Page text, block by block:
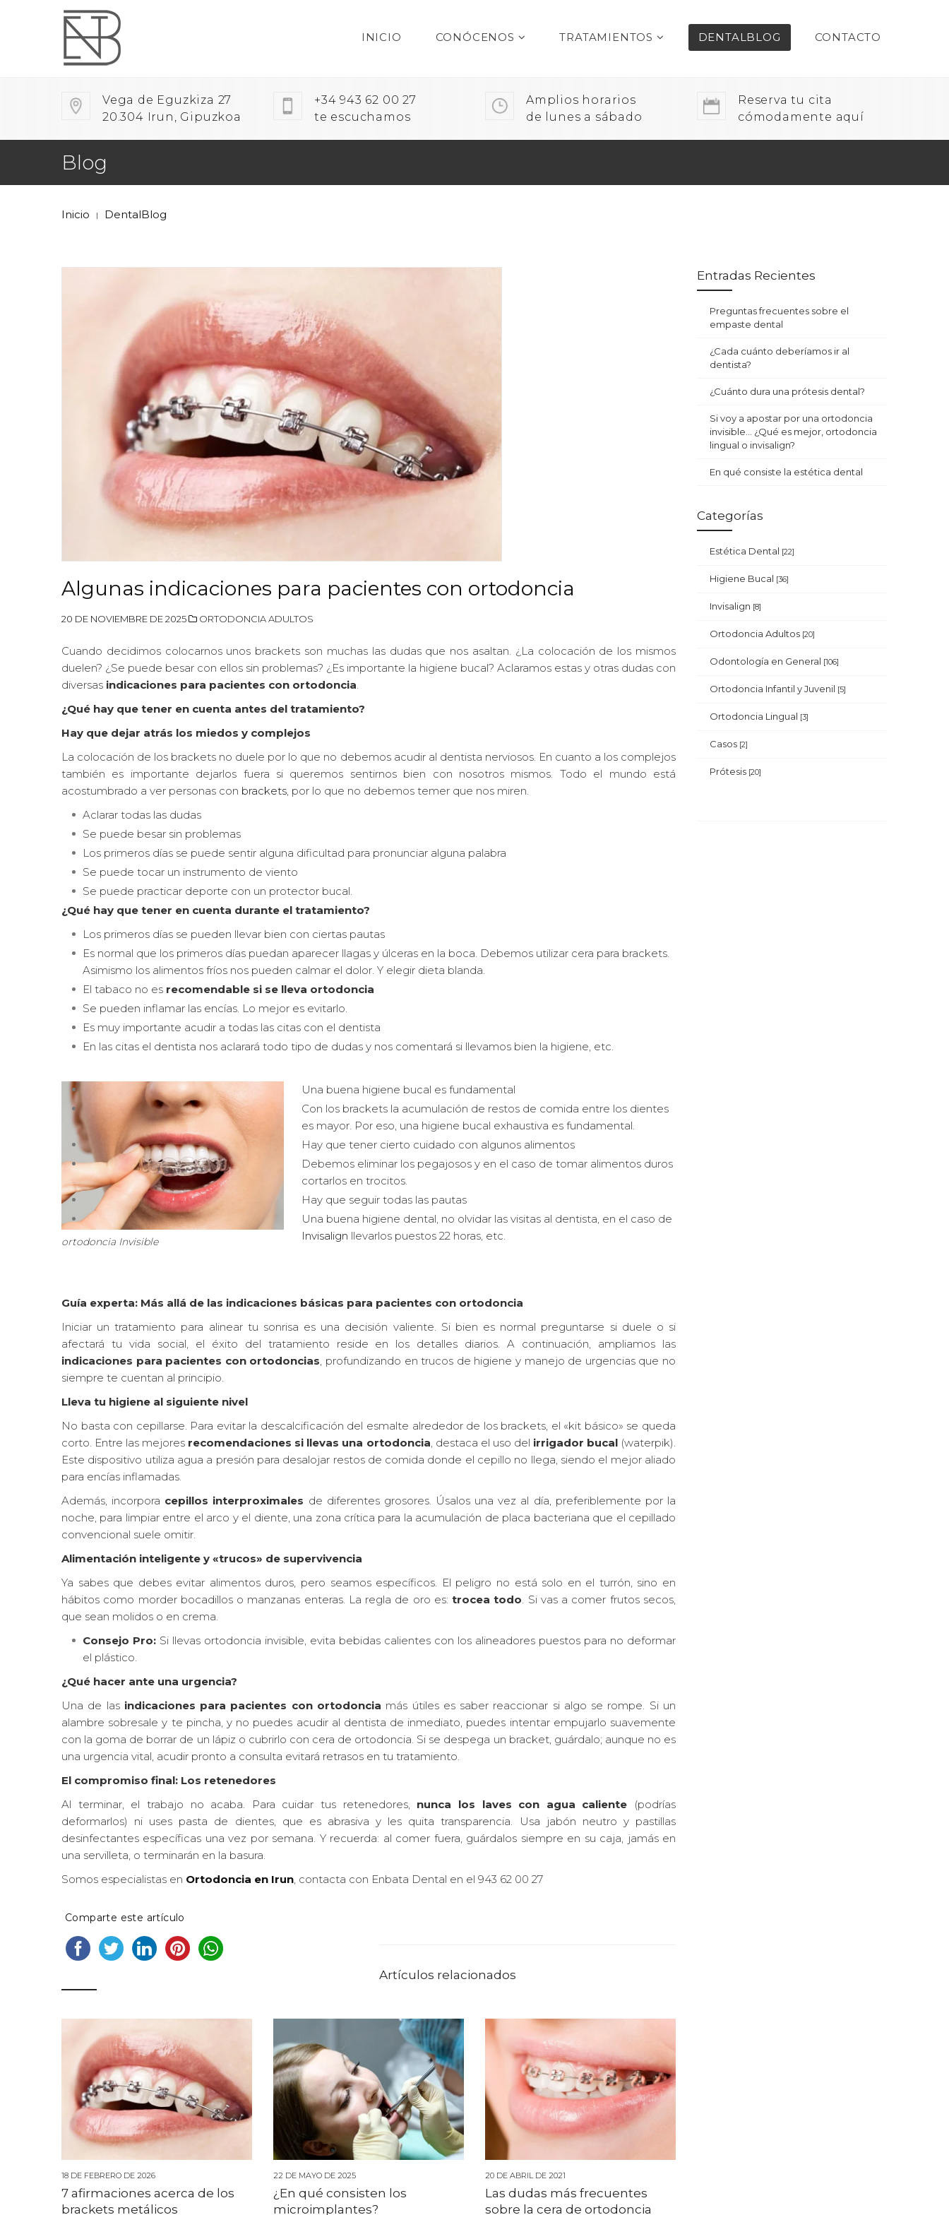
INICIO CONÓCENOS TRATAMIENTOS DENTALBLOG CONTACTO
Vega de Eguzkiza 27
20.304 Irun, Gipuzkoa
+34 943 62 00 27
te escuchamos
Amplios horarios
de lunes a sábado
Reserva tu cita
cómodamente aquí
Blog
Inicio | DentalBlog
Algunas indicaciones para pacientes con ortodoncia
20 DE NOVIEMBRE DE 2025 ORTODONCIA ADULTOS
Cuando decidimos colocarnos unos brackets son muchas las dudas que nos asaltan. ¿La colocación de los mismos
duelen? ¿Se puede besar con ellos sin problemas? ¿Es importante la higiene bucal? Aclaramos estas y otras dudas con
diversas indicaciones para pacientes con ortodoncia
¿Qué hay que tener en cuenta antes del tratamiento?
Hay que dejar atrás los miedos y complejos
La colocación de los brackets no duele por lo que no debemos acudir al dentista nerviosos. En cuanto a los complejos
también es importante dejarlos fuera si queremos sentirnos bien con nosotros mismos. Todo el mundo está
acostumbrado a ver personas con brackets , por lo que no debemos temer que nos miren.
Aclarar todas las dudas
Se puede besar sin problemas
Los primeros días se puede sentir alguna dificultad para pronunciar alguna palabra
Se puede tocar un instrumento de viento
Se puede practicar deporte con un protector bucal.
¿Qué hay que tener en cuenta durante el tratamiento?
Los primeros días se pueden llevar bien con ciertas pautas
Es normal que los primeros días puedan aparecer llagas y úlceras en la boca. Debemos utilizar cera para brackets.
Asimismo los alimentos fríos nos pueden calmar el dolor. Y elegir dieta blanda.
El tabaco no es recomendable si se lleva ortodoncia
Se pueden inflamar las encías. Lo mejor es evitarlo.
Es muy importante acudir a todas las citas con el dentista
En las citas el dentista nos aclarará todo tipo de dudas y nos comentará si llevamos bien la higiene, etc.
ortodoncia Invisible
Una buena higiene bucal es fundamental
Con los brackets la acumulación de restos de comida entre los dientes
es mayor. Por eso, una higiene bucal exhaustiva es fundamental.
Hay que tener cierto cuidado con algunos alimentos
Debemos eliminar los pegajosos y en el caso de tomar alimentos duros
cortarlos en trocitos.
Hay que seguir todas las pautas
Una buena higiene dental, no olvidar las visitas al dentista, en el caso de
Invisalign llevarlos puestos 22 horas, etc.
Guía experta: Más allá de las indicaciones básicas para pacientes con ortodoncia
Iniciar un tratamiento para alinear tu sonrisa es una decisión valiente. Si bien es normal preguntarse si duele o si
afectará tu vida social, el éxito del tratamiento reside en los detalles diarios. A continuación, ampliamos las
indicaciones para pacientes con ortodoncias , profundizando en trucos de higiene y manejo de urgencias que no
siempre te cuentan al principio.
Lleva tu higiene al siguiente nivel
No basta con cepillarse. Para evitar la descalcificación del esmalte alrededor de los brackets, el «kit básico» se queda
corto. Entre las mejores recomendaciones si llevas una ortodoncia , destaca el uso del irrigador bucal(waterpik).
Este dispositivo utiliza agua a presión para desalojar restos de comida donde el cepillo no llega, siendo el mejor aliado
para encías inflamadas.
Además, incorpora cepillos interproximales de diferentes grosores. Úsalos una vez al día, preferiblemente por la
noche, para limpiar entre el arco y el diente, una zona crítica para la acumulación de placa bacteriana que el cepillado
convencional suele omitir.
Alimentación inteligente y «trucos» de supervivencia
Ya sabes que debes evitar alimentos duros, pero seamos específicos. El peligro no está solo en el turrón, sino en
hábitos como morder bocadillos o manzanas enteras. La regla de oro es:trocea todo . Si vas a comer frutos secos,
que sean molidos o en crema.
Consejo Pro: Si llevas ortodoncia invisible, evita bebidas calientes con los alineadores puestos para no deformar
el plástico.
¿Qué hacer ante una urgencia?
Una de las indicaciones para pacientes con ortodoncia más útiles es saber reaccionar si algo se rompe. Si un
alambre sobresale y te pincha, y no puedes acudir al dentista de inmediato, puedes intentar empujarlo suavemente
con la goma de borrar de un lápiz o cubrirlo con cera de ortodoncia. Si se despega un bracket, guárdalo; aunque no es
una urgencia vital, acudir pronto a consulta evitará retrasos en tu tratamiento.
El compromiso final: Los retenedores
Al terminar, el trabajo no acaba. Para cuidar tus retenedores, nunca los laves con agua caliente (podrías
deformarlos) ni uses pasta de dientes, que es abrasiva y les quita transparencia. Usa jabón neutro y pastillas
desinfectantes específicas una vez por semana. Y recuerda: al comer fuera, guárdalos siempre en su caja, jamás en
una servilleta, o terminarán en la basura.
Somos especialistas en Ortodoncia en Irun , contacta con Enbata Dental en el 943 62 00 27
Comparte este artículo
Artículos relacionados
18 DE FEBRERO DE 2026
7 afirmaciones acerca de los
brackets metálicos
22 DE MAYO DE 2025
¿En qué consisten los
microimplantes?
20 DE ABRIL DE 2021
Las dudas más frecuentes
sobre la cera de ortodoncia
Entradas Recientes
Preguntas frecuentes sobre el
empaste dental
¿Cada cuánto deberíamos ir al
dentista?
¿Cuánto dura una prótesis dental?
Si voy a apostar por una ortodoncia
invisible… ¿Qué es mejor, ortodoncia
lingual o invisalign?
En qué consiste la estética dental
Categorías
Estética Dental [22]
Higiene Bucal [36]
Invisalign [8]
Ortodoncia Adultos [20]
Odontología en General [106]
Ortodoncia Infantil y Juvenil [5]
Ortodoncia Lingual [3]
Casos [2]
Prótesis [20]